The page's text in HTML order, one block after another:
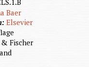
Baer
Elsevier
Fischer